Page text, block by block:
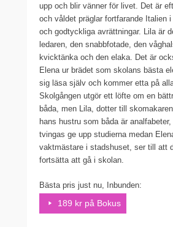
upp och blir vänner för livet. Det är
och våldet präglar fortfarande Italien
och godtyckliga avrättningar. Lila är
ledaren, den snabbfotade, den
kvicktänka och den elaka. Det är
Elena ur brädet som skolans bästa
sig läsa själv och kommer etta på
Skolgången utgör ett löfte om en
båda, men Lila, dotter till
hans hustru som båda är
tvingas ge upp studierna medan
vaktmästare i stadshuset, ser till att
fortsätta att gå i skolan.
Bästa pris just nu, Inbunden:
189 kr på Bokus